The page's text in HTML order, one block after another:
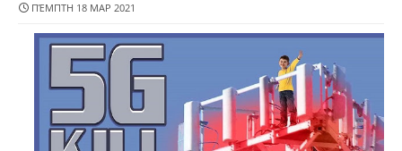
ΠΈΜΠΤΗ 18 ΜΑΡ 2021